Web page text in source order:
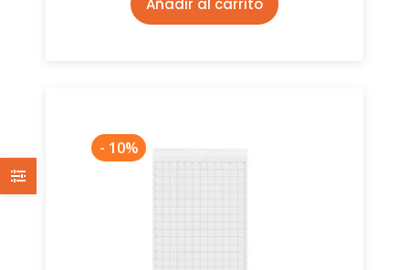
Añadir al carrito
- 10%